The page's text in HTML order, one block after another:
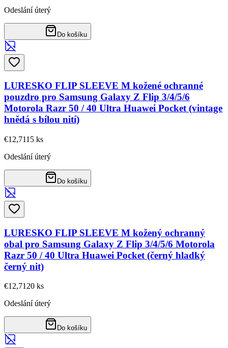
Odeslání úterý
Do košíku
LURESKO FLIP SLEEVE M kožené ochranné
pouzdro pro Samsung Galaxy Z Flip 3/4/5/6
Motorola Razr 50 / 40 Ultra Huawei Pocket (vintage
hnědá s bílou nití)
€12,7115 ks
Odeslání úterý
Do košíku
LURESKO FLIP SLEEVE M kožený ochranný
obal pro Samsung Galaxy Z Flip 3/4/5/6 Motorola
Razr 50 / 40 Ultra Huawei Pocket (černý hladký
černý nit)
€12,7120 ks
Odeslání úterý
Do košíku